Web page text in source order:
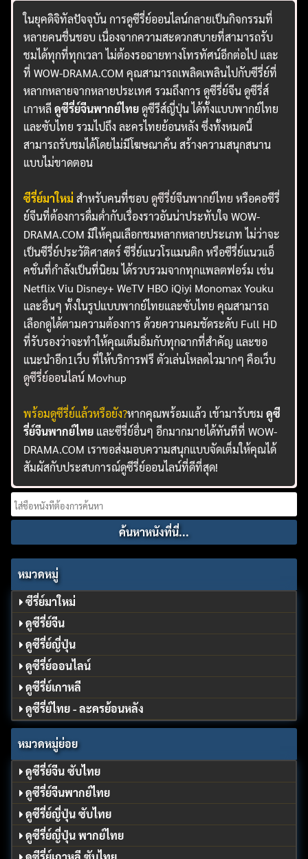
ในยุคดิจิทัลปัจจุบัน การดูซีรี่ย์ออนไลน์กลายเป็นกิจกรรมที่
หลายคนชื่นชอบ เนื่องจากความสะดวกสบายที่สามารถรับ
ชมได้ทุกที่ทุกเวลา ไม่ต้องรอฉายทางโทรทัศน์อีกต่อไป และ
ที่ WOW-DRAMA.COM คุณสามารถเพลิดเพลินไปกับซีรี่ย์ที่
หลากหลายจากหลายประเทศ รวมถึงการ ดูซีรี่ย์จีน ดูซีรี่ส์
เกาหลีดูซีรี่ย์จีนพากย์ไทยดูซีรีส์ญี่ปุ่น ได้ทั้งแบบพากย์ไทย
และซับไทย รวมไปถึง ละครไทยย้อนหลัง ซึ่งทั้งหมดนี้
สามารถรับชมได้โดยไม่มีโฆษณาคั่น สร้างความสนุกสนาน
แบบไม่ขาดตอน
ซีรี่ย์มาใหม่ สำหรับคนที่ชอบดูซีรี่ย์จีนพากย์ไทย หรือคอซีรี่
ย์จีนที่ต้องการดื่มด่ำกับเรื่องราวอันน่าประทับใจ WOW-
DRAMA.COM มีให้คุณเลือกชมหลากหลายประเภท ไม่ว่าจะ
เป็นซีรี่ย์ประวัติศาสตร์ ซีรี่ย์แนวโรแมนติก หรือซีรี่ย์แนวแอ็
คชั่นที่กำลังเป็นที่นิยม ได้รวบรวมจากทุกแพลตฟอร์ม เช่น
Netflix Viu Disney+ WeTV HBO iQiyi Monomax Youku
และอื่นๆ ทั้งในรูปแบบพากย์ไทยและซับไทย คุณสามารถ
เลือกดูได้ตามความต้องการ ด้วยความคมชัดระดับ Full HD
ที่รับรองว่าจะทำให้คุณเต็มอิ่มกับทุกฉากที่สำคัญ และขอ
แนะนำอีก1เว็บ ที่ให้บริการฟรี ตัวเล่นโหลดไวมากๆ คือเว็บ
ดูซีรี่ย์ออนไลน์ Movhup
พร้อมดูซีรี่ย์แล้วหรือยัง?หากคุณพร้อมแล้ว เข้ามารับชมดูซี
รี่ย์จีนพากย์ไทย และซีรี่ย์อื่นๆ อีกมากมายได้ทันทีที่ WOW-
DRAMA.COM เราขอส่งมอบความสนุกแบบจัดเต็มให้คุณได้
สัมผัสกับประสบการณ์ดูซีรี่ย์ออนไลน์ที่ดีที่สุด!
Search
for:
หมวดหมู่
ซีรี่ย์มาใหม่
ดูซีรี่ย์จีน
ดูซีรี่ย์ญี่ปุ่น
ดูซีรี่ย์ออนไลน์
ดูซีรี่ย์เกาหลี
ดูซีรี่ย์ไทย - ละครย้อนหลัง
หมวดหมู่ย่อย
ดูซีรี่ย์จีน ซับไทย
ดูซีรี่ย์จีนพากย์ไทย
ดูซีรี่ย์ญี่ปุ่น ซับไทย
ดูซีรี่ย์ญี่ปุ่น พากย์ไทย